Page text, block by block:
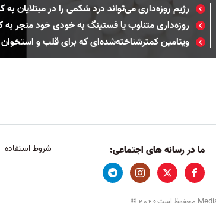
رژیم روزه‌داری می‌تواند درد شکمی را در مبتلایان
روزه‌داری متناوب یا فستینگ به خودی‌ خود منجر
ویتامین کمترشناخته‌شده‌ای که برای قلب و
ما در رسانه های اجتماعی: شروط استفاده